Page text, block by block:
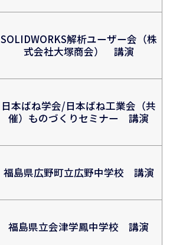
SOLIDWORKS解析ユーザー会（株
式会社大塚商会） 講演
日本ばね学会/日本ばね工業会（共
催）ものづくりセミナー 講演
福島県広野町立広野中学校 講演
福島県立会津学鳳中学校 講演